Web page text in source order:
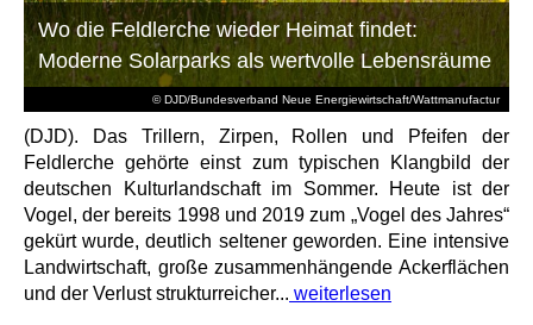
© DJD/Bundesverband Neue Energiewirtschaft/Wattmanufactur
Wo die Feldlerche wieder Heimat findet:
Moderne Solarparks als wertvolle Lebensräume
(DJD). Das Trillern, Zirpen, Rollen und Pfeifen der
Feldlerche gehörte einst zum typischen Klangbild der
deutschen Kulturlandschaft im Sommer. Heute ist der
Vogel, der bereits 1998 und 2019 zum „Vogel des Jahres“
gekürt wurde, deutlich seltener geworden. Eine intensive
Landwirtschaft, große zusammenhängende Ackerflächen
und der Verlust strukturreicher... weiterlesen